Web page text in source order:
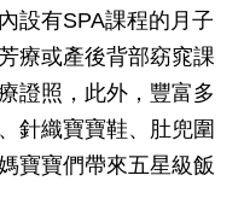
設有SPA課程的月子
療或產後背部窈窕課
證照，此外，豐富多
針織寶寶鞋、肚兜圍
寶寶們帶來五星級飯